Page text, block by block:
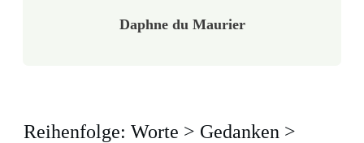
Daphne du Maurier
Reihenfolge: Worte > Gedanken >